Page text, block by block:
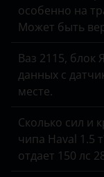
Hummer
Hyundai
Infiniti
Isuzu
Iveco
JAC
особенно на
Может быть
Ваз 2115, блок
данных с
месте.
Сколько сил и
чипа Haval 1.5
отдает 150 лс